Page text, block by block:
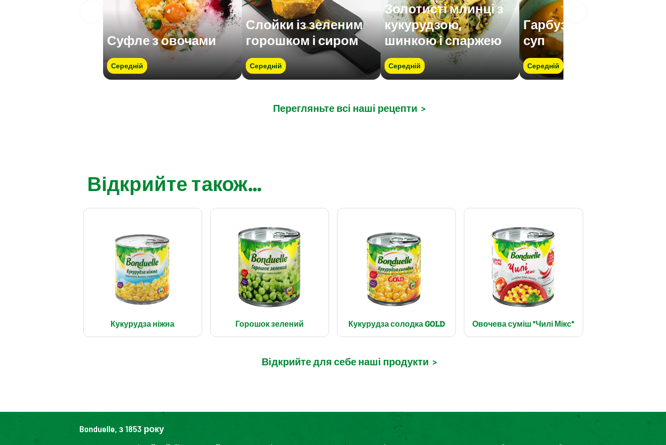
Суфле з овочами
Середній
Слойки із зеленим
горошком і сиром
Середній
Золотисті млинці з
кукурудзою,
шинкою і спаржею
Середній
Гарбузовий крем-
суп
Середній
Перегляньте всі наші рецепти >
Відкрийте також...
Кукурудза ніжна Горошок зелений Кукурудза солодка GOLD Овочева суміш "Чилі Мікс"
Відкрийте для себе наші продукти >
Bonduelle, з 1853 року